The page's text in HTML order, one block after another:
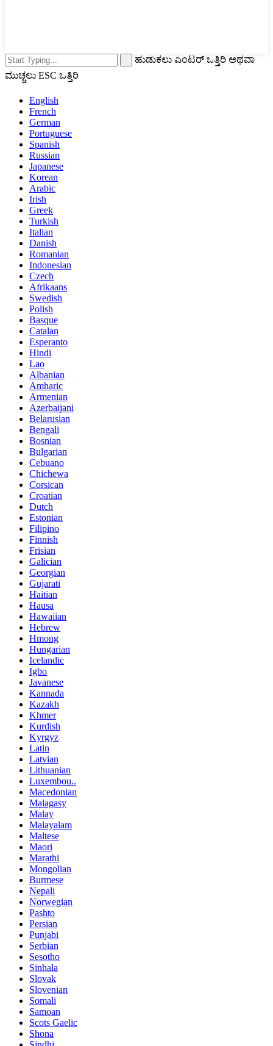
ಹುಡುಕಲು ಎಂಟರ್ ಒತ್ತಿರಿ ಅಥವಾ
ಮುಚ್ಚಲು ESC ಒತ್ತಿರಿ
English
French
German
Portuguese
Spanish
Russian
Japanese
Korean
Arabic
Irish
Greek
Turkish
Italian
Danish
Romanian
Indonesian
Czech
Afrikaans
Swedish
Polish
Basque
Catalan
Esperanto
Hindi
Lao
Albanian
Amharic
Armenian
Azerbaijani
Belarusian
Bengali
Bosnian
Bulgarian
Cebuano
Chichewa
Corsican
Croatian
Dutch
Estonian
Filipino
Finnish
Frisian
Galician
Georgian
Gujarati
Haitian
Hausa
Hawaiian
Hebrew
Hmong
Hungarian
Icelandic
Igbo
Javanese
Kannada
Kazakh
Khmer
Kurdish
Kyrgyz
Latin
Latvian
Lithuanian
Luxembou..
Macedonian
Malagasy
Malay
Malayalam
Maltese
Maori
Marathi
Mongolian
Burmese
Nepali
Norwegian
Pashto
Persian
Punjabi
Serbian
Sesotho
Sinhala
Slovak
Slovenian
Somali
Samoan
Scots Gaelic
Shona